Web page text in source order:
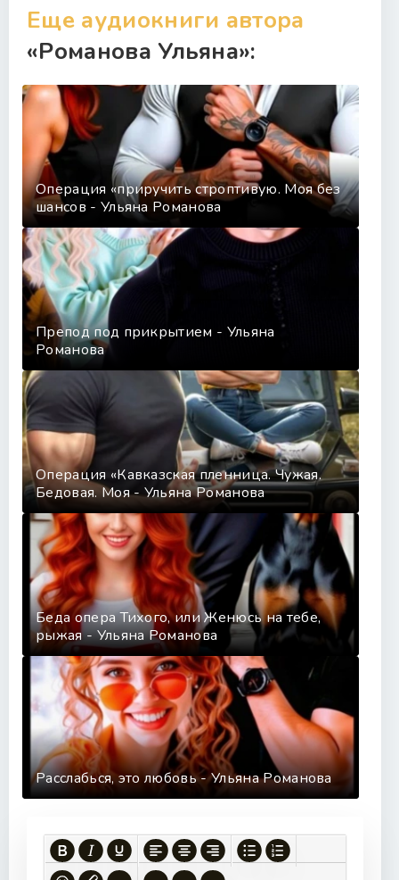
Еще аудиокниги автора
«Романова Ульяна»:
Операция «приручить строптивую. Моя без
шансов - Ульяна Романова
Препод под прикрытием - Ульяна
Романова
Операция «Кавказская пленница. Чужая.
Бедовая. Моя - Ульяна Романова
Беда опера Тихого, или Женюсь на тебе,
рыжая - Ульяна Романова
Расслабься, это любовь - Ульяна Романова